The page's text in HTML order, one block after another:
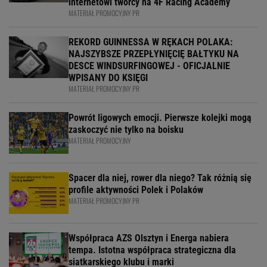
MATERIAŁ PROMOCYJNY PR
REKORD GUINNESSA W RĘKACH POLAKA:
NAJSZYBSZE PRZEPŁYNIĘCIĘ BAŁTYKU NA
DESCE WINDSURFINGOWEJ - OFICJALNIE
WPISANY DO KSIĘGI
MATERIAŁ PROMOCYJNY PR
Powrót ligowych emocji. Pierwsze kolejki mogą
zaskoczyć nie tylko na boisku
MATERIAŁ PROMOCYJNY
Spacer dla niej, rower dla niego? Tak różnią się
profile aktywności Polek i Polaków
MATERIAŁ PROMOCYJNY PR
Współpraca AZS Olsztyn i Energa nabiera
tempa. Istotna współpraca strategiczna dla
siatkarskiego klubu i marki